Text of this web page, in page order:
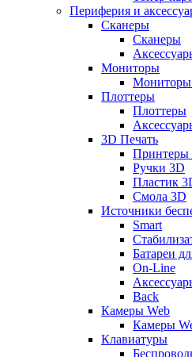
Периферия и
Сканеры
Сканеры
Мониторы
Плоттеры
Плоттеры
3D Печать
Принтеры
Ручки 3D
Пластик
Смола 3D
Источники
Smart
Батареи
On-Line
Back
Камеры Web
Камеры
Клавиатуры